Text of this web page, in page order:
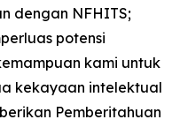
dengan NFHITS;
potensi
kami untuk
kekayaan intelektual
Pemberitahuan